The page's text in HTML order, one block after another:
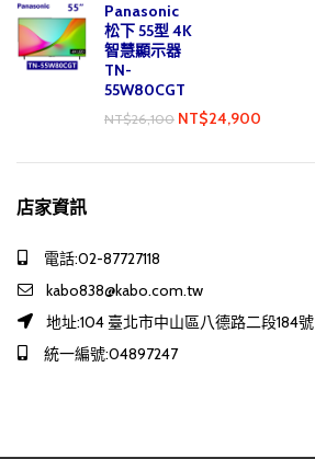
Panasonic
松下 55型 4K
智慧顯示器
TN-
55W80CGT
NT$26,100 NT$24,900
店家資訊
電話:02-87727118
kabo838@kabo.com.tw
地址:104 臺北市中山區八德路二段184號
統一編號:04897247